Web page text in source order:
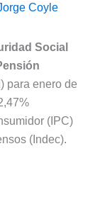
Coyle
Social
para enero de
(IPC)
(Indec).